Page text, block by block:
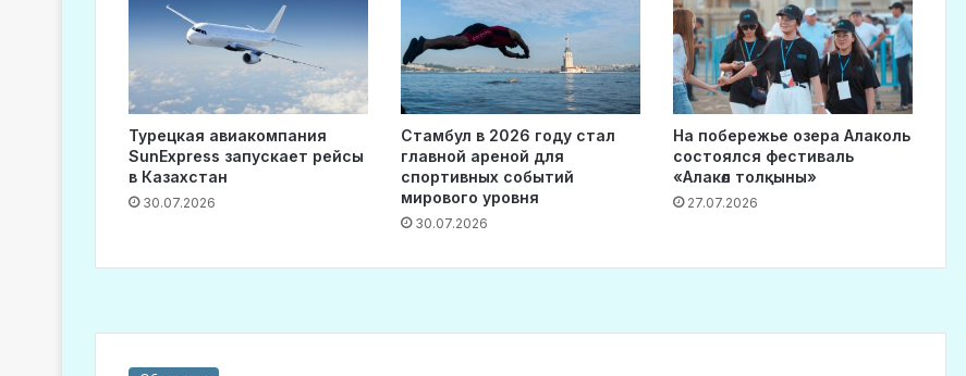
Турецкая авиакомпания
SunExpress запускает рейсы
в Казахстан
30.07.2026
Стамбул в 2026 году стал
главной ареной для
спортивных событий
мирового уровня
30.07.2026
На побережье озера Алаколь
состоялся фестиваль
«Алакөл толқыны»
27.07.2026